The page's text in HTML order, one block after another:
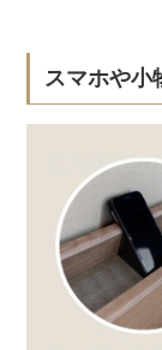
スマホや小